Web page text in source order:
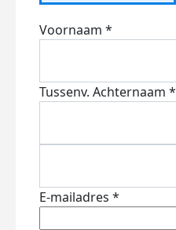
Voornaam *
Tussenv. Achternaam *
E-mailadres *